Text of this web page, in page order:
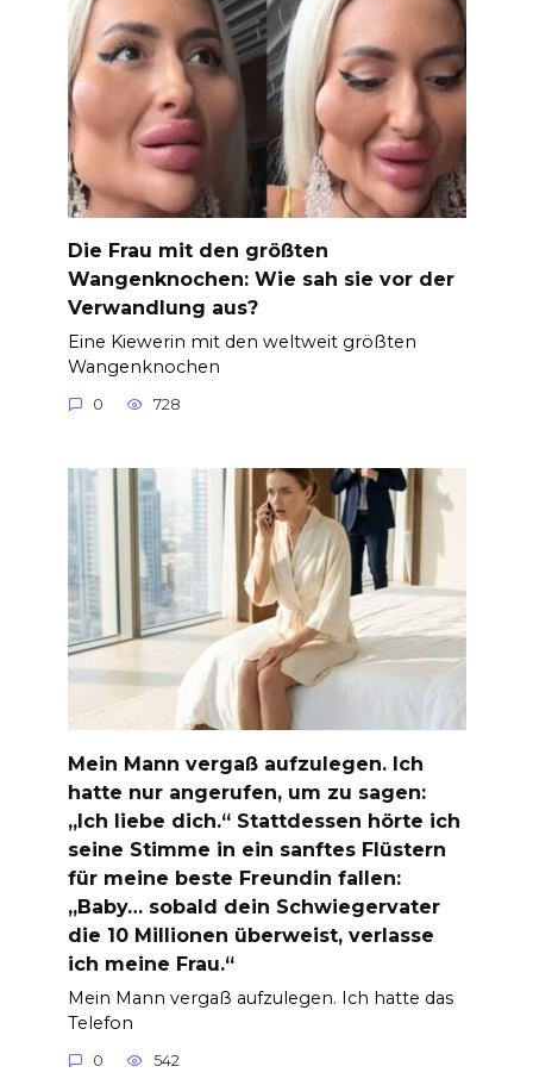
Die Frau mit den größten
Wangenknochen: Wie sah sie vor der
Verwandlung aus?
Eine Kiewerin mit den weltweit größten
Wangenknochen
0 728
Mein Mann vergaß aufzulegen. Ich
hatte nur angerufen, um zu sagen:
„Ich liebe dich.“ Stattdessen hörte ich
seine Stimme in ein sanftes Flüstern
für meine beste Freundin fallen:
„Baby… sobald dein Schwiegervater
die 10 Millionen überweist, verlasse
ich meine Frau.“
Mein Mann vergaß aufzulegen. Ich hatte das
Telefon
0 542